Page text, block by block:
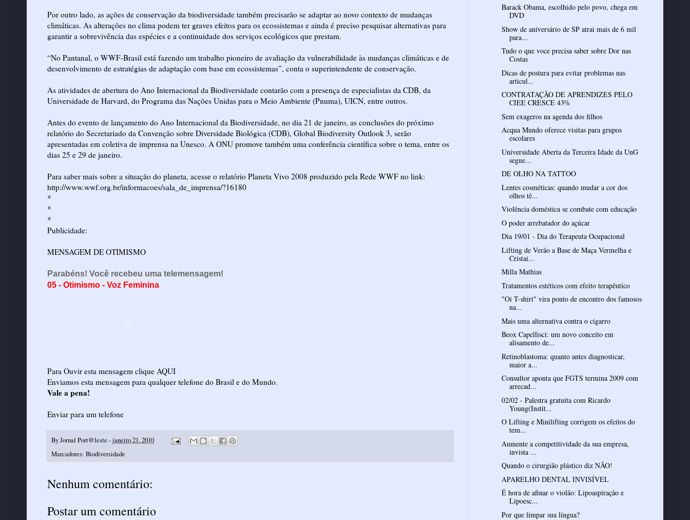
Por outro lado, as ações de conservação da biodiversidade também precisarão se adaptar ao novo contexto de mudanças
climáticas. As alterações no clima podem ter graves efeitos para os ecossistemas e ainda é preciso pesquisar alternativas para
garantir a sobrevivência das espécies e a continuidade dos serviços ecológicos que prestam.
“No Pantanal, o WWF-Brasil está fazendo um trabalho pioneiro de avaliação da vulnerabilidade às mudanças climáticas e de
desenvolvimento de estratégias de adaptação com base em ecossistemas”, conta o superintendente de conservação.
As atividades de abertura do Ano Internacional da Biodiversidade contarão com a presença de especialistas da CDB, da
Universidade de Harvard, do Programa das Nações Unidas para o Meio Ambiente (Pnuma), UICN, entre outros.
Antes do evento de lançamento do Ano Internacional da Biodiversidade, no dia 21 de janeiro, as conclusões do próximo
relatório do Secretariado da Convenção sobre Diversidade Biológica (CDB), Global Biodiversity Outlook 3, serão
apresentadas em coletiva de imprensa na Unesco. A ONU promove também uma conferência científica sobre o tema, entre os
dias 25 e 29 de janeiro.
Para saber mais sobre a situação do planeta, acesse o relatório Planeta Vivo 2008 produzido pela Rede WWF no link:
http://www.wwf.org.br/informacoes/sala_de_imprensa/?16180
*
*
*
Publicidade:
MENSAGEM DE OTIMISMO
Parabéns! Você recebeu uma telemensagem!
05 - Otimismo - Voz Feminina
Para Ouvir esta mensagem clique AQUI
Enviamos esta mensagem para qualquer telefone do Brasil e do Mundo.
Vale a pena!
Enviar para um telefone
ByJornal Port@leste -janeiro 21, 2010
Marcadores: Biodiversidade
Nenhum comentário:
Postar um comentário
Barack Obama, escolhido pelo povo, chega em
DVD
Show de aniversário de SP atrai mais de 6 mil
para...
Tudo o que voce precisa saber sobre Dor nas
Costas
Dicas de postura para evitar problemas nas
articul...
CONTRATAÇÃO DE APRENDIZES PELO
CIEE CRESCE 43%
Sem exageros na agenda dos filhos
Acqua Mundo oferece visitas para grupos
escolares
Universidade Aberta da Terceira Idade da UnG
segue...
DE OLHO NA TATTOO
Lentes cosméticas: quando mudar a cor dos
olhos tê...
Violência doméstica se combate com educação
O poder arrebatador do açúcar
Dia 19/01 - Dia do Terapeuta Ocupacional
Lifting de Verão a Base de Maça Vermelha e
Cristai...
Milla Mathias
Tratamentos estéticos com efeito terapêutico
"Oi T-shirt" vira ponto de encontro dos famosos
na...
Mais uma alternativa contra o cigarro
Beox Capellisci: um novo conceito em
alisamento de...
Retinoblastoma: quanto antes diagnosticar,
maior a...
Consultor aponta que FGTS termina 2009 com
arrecad...
02/02 - Palestra gratuita com Ricardo
Young(Instit...
O Lifting e Minilifting corrigem os efeitos do
tem...
Aumente a competitividade da sua empresa,
invista ...
Quando o cirurgião plástico diz NÃO!
APARELHO DENTAL INVISÍVEL
É hora de afinar o violão: Lipoaspiração e
Lipoesc...
Por que limpar sua língua?